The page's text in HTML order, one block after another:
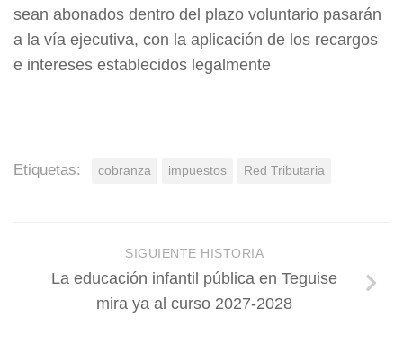
sean abonados dentro del plazo voluntario pasarán
a la vía ejecutiva, con la aplicación de los recargos
e intereses establecidos legalmente
Etiquetas: cobranza impuestos Red Tributaria
SIGUIENTE HISTORIA
La educación infantil pública en Teguise
mira ya al curso 2027-2028